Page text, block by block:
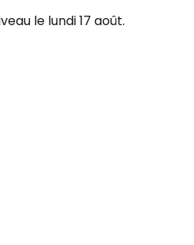
le lundi 17 août.